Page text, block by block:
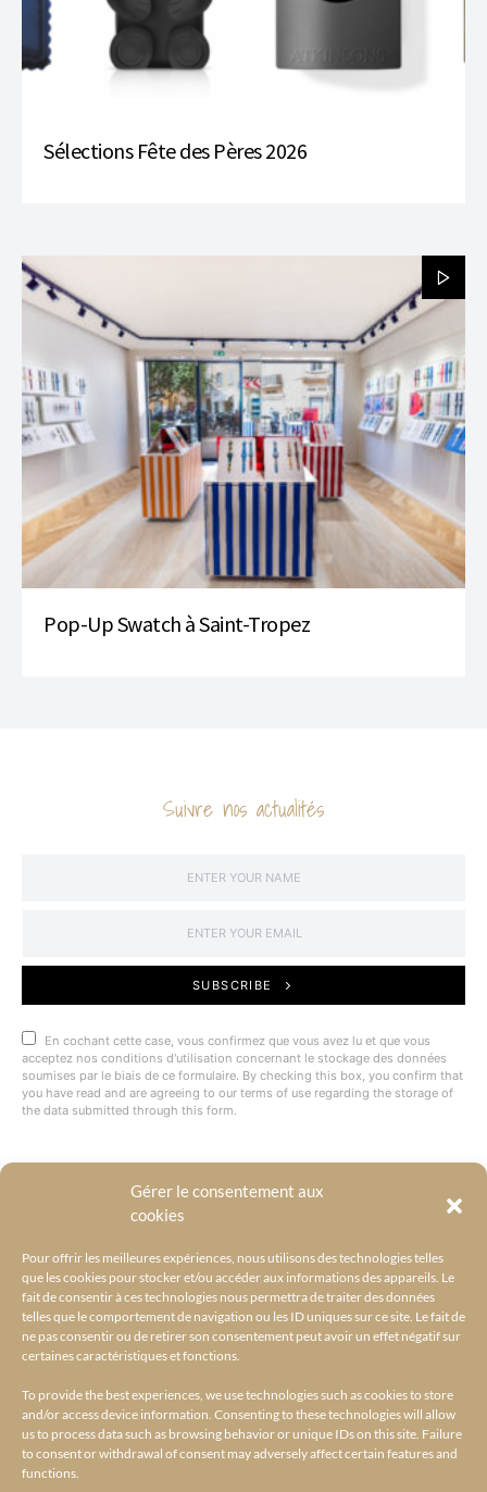
Gérer le consentement aux
cookies
Pour offrir les meilleures expériences, nous utilisons des technologies telles
que les cookies pour stocker et/ou accéder aux informations des appareils. Le
fait de consentir à ces technologies nous permettra de traiter des données
telles que le comportement de navigation ou les ID uniques sur ce site. Le fait de
ne pas consentir ou de retirer son consentement peut avoir un effet négatif sur
certaines caractéristiques et fonctions.
To provide the best experiences, we use technologies such as cookies to store
and/or access device information. Consenting to these technologies will allow
us to process data such as browsing behavior or unique IDs on this site. Failure
to consent or withdrawal of consent may adversely affect certain features and
functions.
Sélections Fête des Pères 2026
Pop-Up Swatch à Saint-Tropez
Suivre nos actualités
SUBSCRIBE
En cochant cette case, vous confirmez que vous avez lu et que vous
acceptez nos conditions d'utilisation concernant le stockage des données
soumises par le biais de ce formulaire. By checking this box, you confirm that
you have read and are agreeing to our terms of use regarding the storage of
the data submitted through this form.
@BYRACKEL